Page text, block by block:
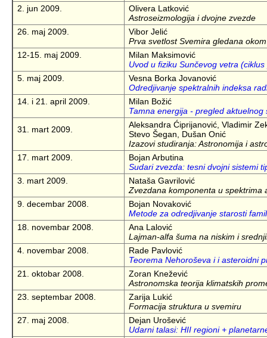
2. jun 2009.
Olivera Latković
Astroseizmologija i dvojne zvezde
26. maj 2009.
Vibor Jelić
Prva svetlost Svemira gledana
12-15. maj 2009.
Milan Maksimović
Uvod u fiziku Sunčevog vetra
5. maj 2009.
Vesna Borka Jovanović
Odredjivanje spektralnih indeksa
14. i 21. april 2009.
Milan Božić
Tamna energija - pregled
31. mart 2009.
Aleksandra Ćiprijanović, Vladimir
Stevo Šegan, Dušan Onić
Izazovi studiranja: Astronomija i
17. mart 2009.
Bojan Arbutina
Sudari zvezda: tesni dvojni sistemi
3. mart 2009.
Nataša Gavrilović
Zvezdana komponenta u spektrima
9. decembar 2008.
Bojan Novaković
Metode za odredjivanje starosti
18. novembar 2008.
Ana Lalović
Lajman-alfa šuma na niskim i
4. novembar 2008.
Rade Pavlović
Teorema Nehoroševa i i asteroidni
21. oktobar 2008.
Zoran Knežević
Astronomska teorija klimatskih
23. septembar 2008.
Zarija Lukić
Formacija struktura u svemiru
27. maj 2008.
Dejan Urošević
Udarni talasi: HII regioni +